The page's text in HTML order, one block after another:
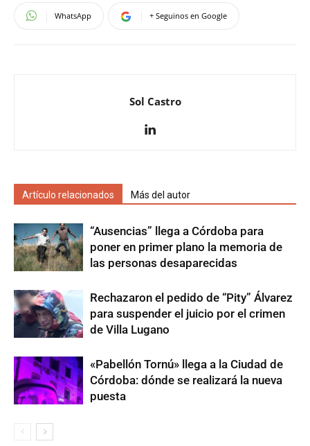
WhatsApp + Seguinos en Google
Sol Castro
Artículo relacionados Más del autor
“Ausencias” llega a Córdoba para
poner en primer plano la memoria de
las personas desaparecidas
Rechazaron el pedido de “Pity” Álvarez
para suspender el juicio por el crimen
de Villa Lugano
«Pabellón Tornú» llega a la Ciudad de
Córdoba: dónde se realizará la nueva
puesta